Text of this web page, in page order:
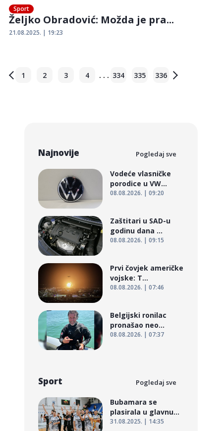
Sport
Željko Obradović: Možda je pra...
21.08.2025. | 19:23
1 2 3 4 . . . 334 335 336
Najnovije Pogledaj sve
Vodeće vlasničke
porodice u VW...
08.08.2026. | 09:20
Zaštitari u SAD-u
godinu dana ...
08.08.2026. | 09:15
Prvi čovjek američke
vojske: T...
08.08.2026. | 07:46
Belgijski ronilac
pronašao neo...
08.08.2026. | 07:37
Sport Pogledaj sve
Bubamara se
plasirala u glavnu...
31.08.2025. | 14:35